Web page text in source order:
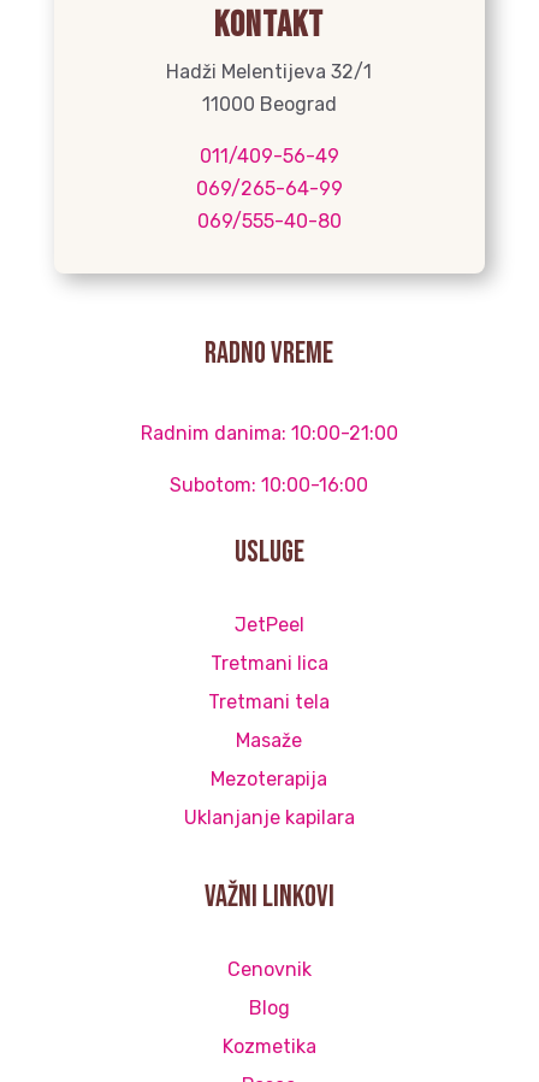
Kontakt
Hadži Melentijeva 32/1
11000 Beograd
011/409-56-49
069/265-64-99
069/555-40-80
radno vreme
Radnim danima: 10:00-21:00
Subotom: 10:00-16:00
Usluge
JetPeel
Tretmani lica
Tretmani tela
Masaže
Mezoterapija
Uklanjanje kapilara
važni linkovi
Cenovnik
Blog
Kozmetika